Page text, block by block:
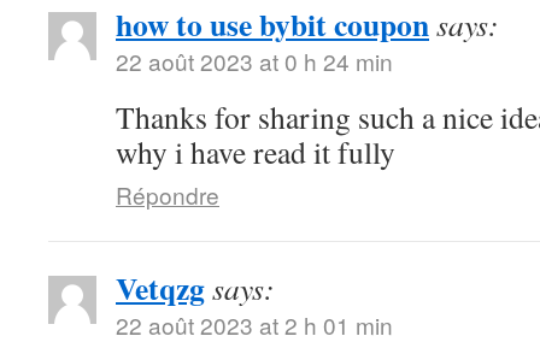
how to use bybit couponsays:
22 août 2023 at 0 h 24 min
Thanks for sharing such a nice
why i have read it fully
Répondre
Vetqzgsays:
22 août 2023 at 2 h 01 min